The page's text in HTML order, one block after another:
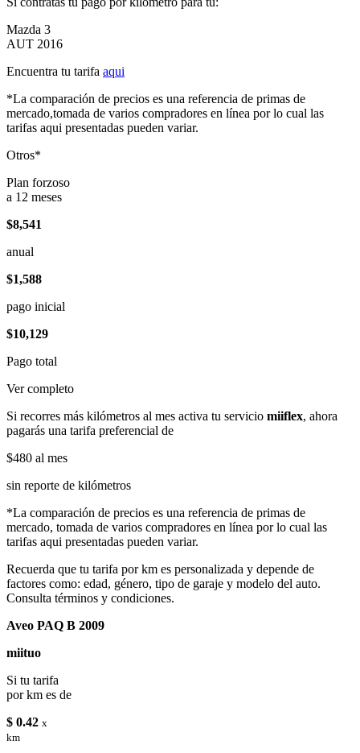
Mazda 3
AUT 2016
Encuentra tu tarifa aqui
*La comparación de precios es una referencia de primas de
mercado,tomada de varios compradores en línea por lo cual las
tarifas aqui presentadas pueden variar.
Otros*
Plan forzoso
a 12 meses
$8,541
anual
$1,588
pago inicial
$10,129
Pago total
Ver completo
Si recorres más kilómetros al mes activa tu servicio miiflex, ahora
pagarás una tarifa preferencial de
$480 al mes
sin reporte de kilómetros
*La comparación de precios es una referencia de primas de
mercado, tomada de varios compradores en línea por lo cual las
tarifas aqui presentadas pueden variar.
Recuerda que tu tarifa por km es personalizada y depende de
factores como: edad, género, tipo de garaje y modelo del auto.
Consulta términos y condiciones.
Aveo PAQ B 2009
miituo
Si tu tarifa
por km es de
$ 0.42 x
km